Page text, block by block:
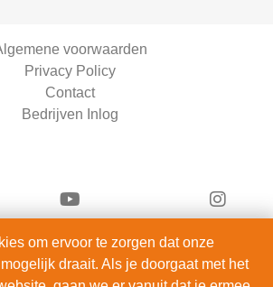
voorwaarden
Privacy Policy
Contact
Bedrijven Inlog
Schoonmaak is onderdeel van
B.V. | KVK 90914872
om ervoor te zorgen dat onze
draait. Als je doorgaat met het